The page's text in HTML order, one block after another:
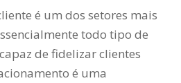
é um dos setores mais
todo tipo de
de fidelizar clientes
é uma